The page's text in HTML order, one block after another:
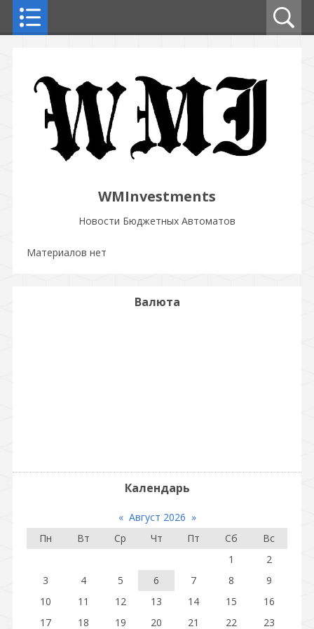
WMInvestments
Новости Бюджетных Автоматов
Материалов нет
Валюта
Календарь
« Август 2026 »
Пн
Вт Ср Чт Пт Сб
Вс
1
2
3
4 5 6 7 8
9
10
11 12 13 14 15
16
17
18 19 20 21 22 23